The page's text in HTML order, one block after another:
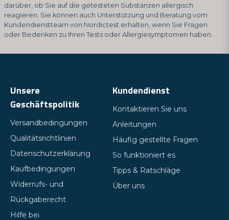
darüber, ob Sie auf die getesteten Substanzen allergisch
reagieren. Sie können auch Unterstützung und Beratung vom
Kundendienstteam von Nordictest erhalten, wenn Sie Fragen
oder Bedenken zu Ihren Tests oder Allergiesymptomen haben.
Unsere
Geschäftspolitik
Versandbedingungen
Qualitätsrichtlinien
Datenschutzerklärung
Kaufbedingungen
Widerrufs- und
Rückgaberecht
Hilfe bei
Kundendienst
Kontaktieren Sie uns
Anleitungen
Häufig gestellte Fragen
So funktioniert es
Tipps & Ratschläge
Über uns